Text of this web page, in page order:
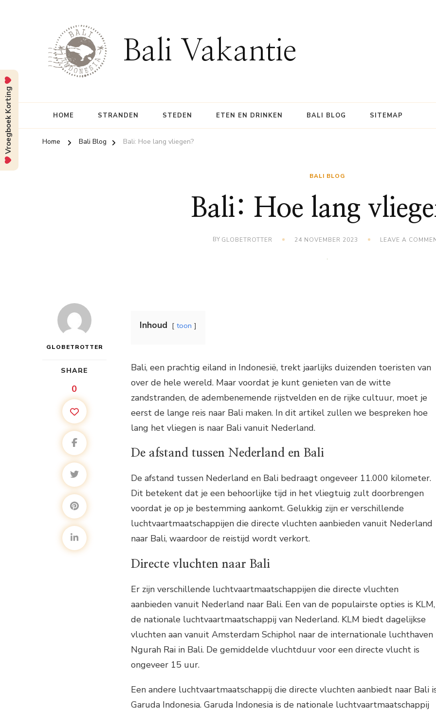
Bali Vakantie
HOME STRANDEN STEDEN ETEN EN DRINKEN BALI BLOG SITEMAP
Home Bali Blog Bali: Hoe lang vliegen?
BALI BLOG
Bali: Hoe lang
BY GLOBETROTTER 24 NOVEMBER 2023 LEAVE A
GLOBETROTTER
SHARE
0
Inhoud toon
Bali, een prachtig eiland in Indonesië, trekt jaarlijks duizenden toeristen van
over de hele wereld. Maar voordat je kunt genieten van de witte
zandstranden, de adembenemende rijstvelden en de rijke cultuur, moet je
eerst de lange reis naar Bali maken. In dit artikel zullen we bespreken hoe
lang het vliegen is naar Bali vanuit Nederland.
De afstand tussen Nederland en Bali
De afstand tussen Nederland en Bali bedraagt ongeveer 11.000 kilometer.
Dit betekent dat je een behoorlijke tijd in het vliegtuig zult doorbrengen
voordat je op je bestemming aankomt. Gelukkig zijn er verschillende
luchtvaartmaatschappijen die directe vluchten aanbieden vanuit Nederland
naar Bali, waardoor de reistijd wordt verkort.
Directe vluchten naar Bali
Er zijn verschillende luchtvaartmaatschappijen die directe vluchten
aanbieden vanuit Nederland naar Bali. Een van de populairste opties is KLM,
de nationale luchtvaartmaatschappij van Nederland. KLM biedt dagelijkse
vluchten aan vanuit Amsterdam Schiphol naar de internationale luchthaven
Ngurah Rai in Bali. De gemiddelde vluchtduur voor een directe vlucht is
ongeveer 15 uur.
Een andere luchtvaartmaatschappij die directe vluchten aanbiedt naar Bali
Garuda Indonesia. Garuda Indonesia is de nationale luchtvaartmaatschappij
Vroegboek Korting